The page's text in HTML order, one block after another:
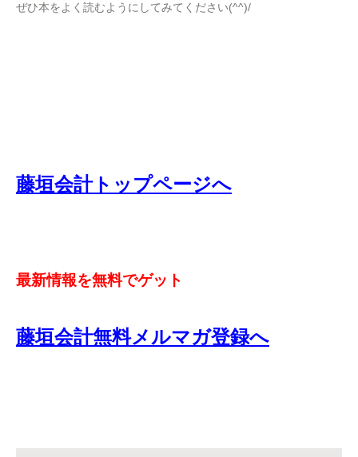
ぜひ本をよく読むようにしてみてください(^^)/
藤垣会計トップページへ
最新情報を無料でゲット
藤垣会計無料メルマガ登録へ